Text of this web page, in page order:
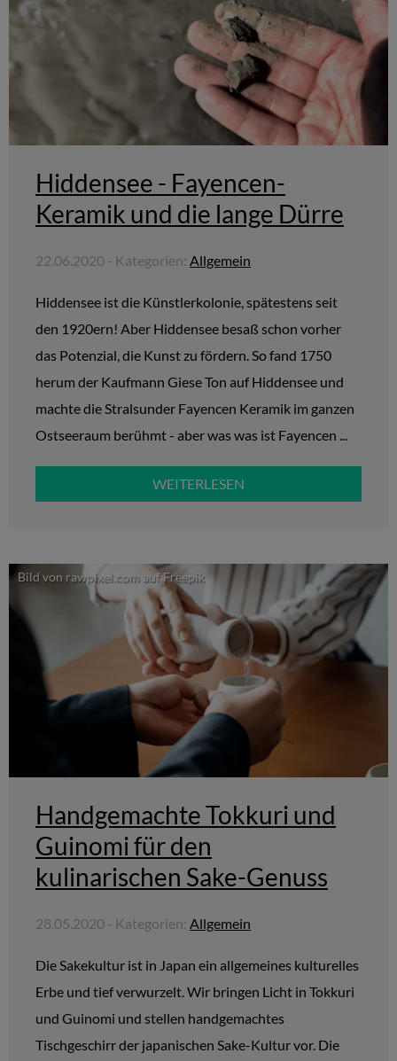
Hiddensee - Fayencen-
Keramik und die lange Dürre
22.06.2020 - Kategorien: Allgemein
Hiddensee ist die Künstlerkolonie, spätestens seit
den 1920ern! Aber Hiddensee besaß schon vorher
das Potenzial, die Kunst zu fördern. So fand 1750
herum der Kaufmann Giese Ton auf Hiddensee und
machte die Stralsunder Fayencen Keramik im ganzen
Ostseeraum berühmt - aber was was ist Fayencen ...
WEITERLESEN
Handgemachte Tokkuri und
Guinomi für den
kulinarischen Sake-Genuss
28.05.2020 - Kategorien: Allgemein
Die Sakekultur ist in Japan ein allgemeines kulturelles
Erbe und tief verwurzelt. Wir bringen Licht in Tokkuri
und Guinomi und stellen handgemachtes
Tischgeschirr der japanischen Sake-Kultur vor. Die